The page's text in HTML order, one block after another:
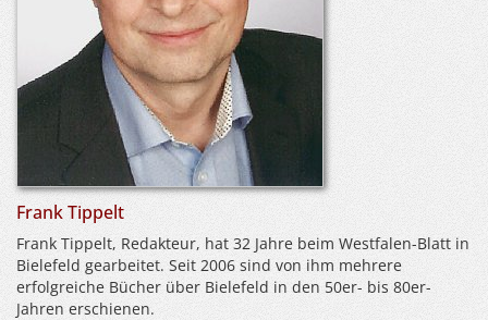
Frank Tippelt
Frank Tippelt, Redakteur, hat 32 Jahre beim Westfalen-Blatt in
Bielefeld gearbeitet. Seit 2006 sind von ihm mehrere
erfolgreiche Bücher über Bielefeld in den 50er- bis 80er-
Jahren erschienen.